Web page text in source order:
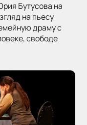
Бутусова на
на пьесу
драму с
свободе